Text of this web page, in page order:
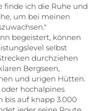
finde ich die Ruhe und
um bei meinen
begeistert, können
selbst
durchziehen
Bergseen,
und urigen Hütten.
hochalpines
bis auf knapp 3.000